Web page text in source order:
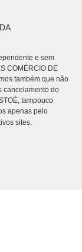
e sem
COMÉRCIO DE
também que não
cancelamento do
tampouco
apenas pelo
sites.